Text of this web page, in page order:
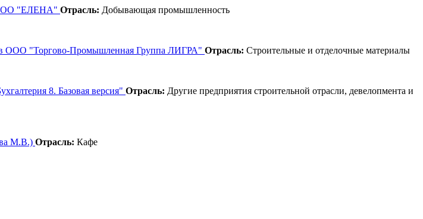
ООО "ЕЛЕНА" Отрасль: Добывающая промышленность
в ООО "Торгово-Промышленная Группа ЛИГРА" Отрасль: Строительные и отделочные материалы
8. Базовая версия" Отрасль: Другие предприятия строительной отрасли, девелопмента и
М.В.) Отрасль: Кафе